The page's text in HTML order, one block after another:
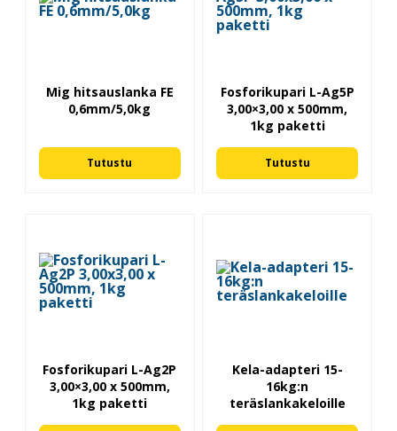
Mig hitsauslanka FE
0,6mm/5,0kg
Tutustu
Fosforikupari L-Ag5P
3,00×3,00 x 500mm,
1kg paketti
Tutustu
Fosforikupari L-Ag2P
3,00×3,00 x 500mm,
1kg paketti
Kela-adapteri 15-
16kg:n
teräslankakeloille